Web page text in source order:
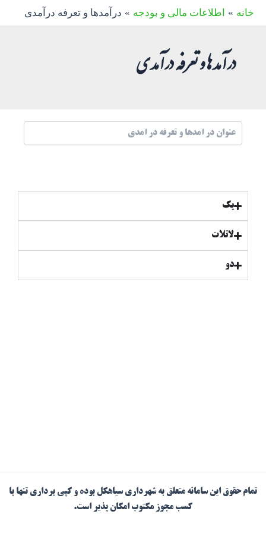
پرشخانه اطلاعات مالی و بودجه درآمدها و تعرفه درآمدی
درآمدها و تعرفه درآمدی
یک
لاتلات
دو
تمام حقوق این سامانه متعلق به شهرداری سیاهکل بوده و کپی برداری تنها با
کسب مجوز مکتوب امکان پذیر است.